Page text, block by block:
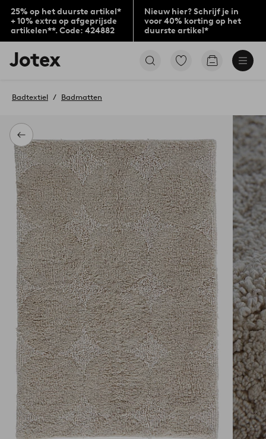
25% op het duurste artikel*
+ 10% extra op afgeprijsde
artikelen**. Code: 424882
Nieuw hier? Schrijf je in
voor 40% korting op het
duurste artikel*
Jotex
logo
to
home
page
Ga
Go
Terug
Badtextiel Badmatten